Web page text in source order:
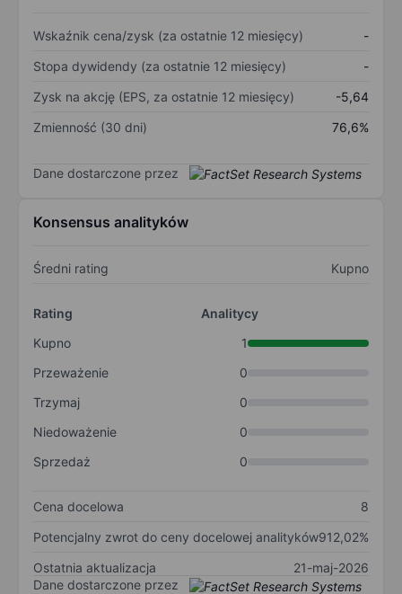
Wskaźnik cena/zysk (za ostatnie 12 miesięcy)
-
Stopa dywidendy (za ostatnie 12 miesięcy)
-
Zysk na akcję (EPS, za ostatnie 12 miesięcy)
-5,64
Zmienność (30 dni)
76,6%
Dane dostarczone przez
Konsensus analityków
Średni rating Kupno
Rating
Analitycy
Kupno
1
Przeważenie
0
Trzymaj
0
Niedoważenie
0
Sprzedaż
0
Cena docelowa
8
Potencjalny zwrot do ceny docelowej analityków912,02%
Ostatnia aktualizacja
21-maj-2026
Dane dostarczone przez